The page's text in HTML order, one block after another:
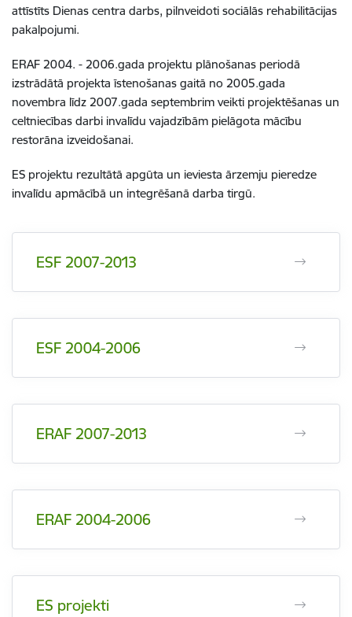
attīstīts Dienas centra darbs, pilnveidoti sociālās rehabilitācijas
pakalpojumi.
ERAF 2004. - 2006.gada projektu plānošanas periodā
izstrādātā projekta īstenošanas gaitā no 2005.gada
novembra līdz 2007.gada septembrim veikti projektēšanas un
celtniecības darbi invalīdu vajadzībām pielāgota mācību
restorāna izveidošanai.
ES projektu rezultātā apgūta un ieviesta ārzemju pieredze
invalīdu apmācībā un integrēšanā darba tirgū.
ESF 2007-2013
ESF 2004-2006
ERAF 2007-2013
ERAF 2004-2006
ES projekti